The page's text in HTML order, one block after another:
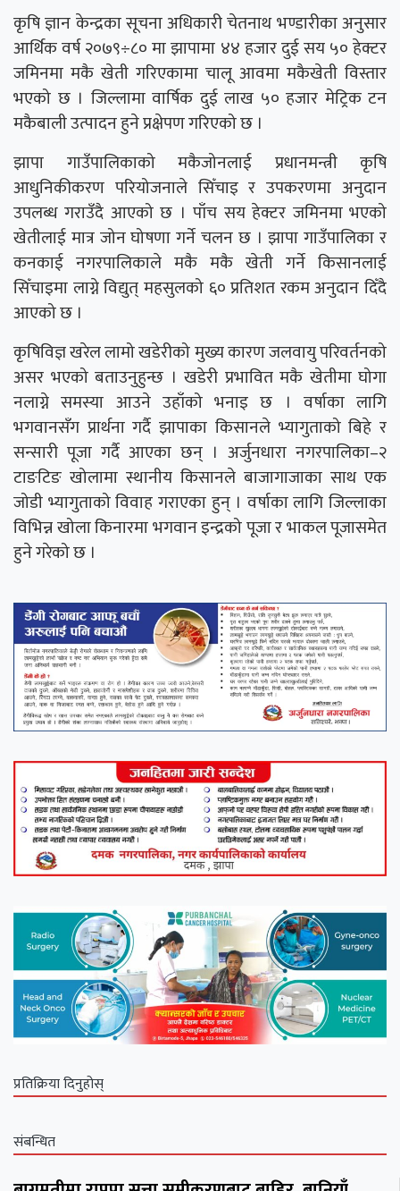
कृषि ज्ञान केन्द्रका सूचना अधिकारी चेतनाथ भण्डारीका अनुसार
आर्थिक वर्ष २०७९÷८० मा झापामा ४४ हजार दुई सय ५० हेक्टर
जमिनमा मकै खेती गरिएकामा चालू आवमा मकैखेती विस्तार
भएको छ । जिल्लामा वार्षिक दुई लाख ५० हजार मेट्रिक टन
मकैबाली उत्पादन हुने प्रक्षेपण गरिएको छ ।
झापा गाउँपालिकाको मकैजोनलाई प्रधानमन्त्री कृषि
आधुनिकीकरण परियोजनाले सिँचाइ र उपकरणमा अनुदान
उपलब्ध गराउँदै आएको छ । पाँच सय हेक्टर जमिनमा भएको
खेतीलाई मात्र जोन घोषणा गर्ने चलन छ । झापा गाउँपालिका र
कनकाई नगरपालिकाले मकै मकै खेती गर्ने किसानलाई
सिँचाइमा लाग्ने विद्युत् महसुलको ६० प्रतिशत रकम अनुदान दिँदै
आएको छ ।
कृषिविज्ञ खरेल लामो खडेरीको मुख्य कारण जलवायु परिवर्तनको
असर भएको बताउनुहुन्छ । खडेरी प्रभावित मकै खेतीमा घोगा
नलाग्ने समस्या आउने उहाँको भनाइ छ । वर्षाका लागि
भगवानसँग प्रार्थना गर्दै झापाका किसानले भ्यागुताको बिहे र
सन्सारी पूजा गर्दै आएका छन् । अर्जुनधारा नगरपालिका–२
टाङटिङ खोलामा स्थानीय किसानले बाजागाजाका साथ एक
जोडी भ्यागुताको विवाह गराएका हुन् । वर्षाका लागि जिल्लाका
विभिन्न खोला किनारमा भगवान इन्द्रको पूजा र भाकल पूजासमेत
हुने गरेको छ ।
प्रतिक्रिया दिनुहोस्
संबन्धित